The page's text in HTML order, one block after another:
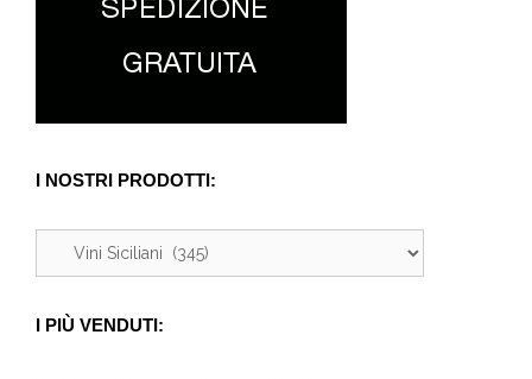
I NOSTRI PRODOTTI:
I PIÙ VENDUTI: